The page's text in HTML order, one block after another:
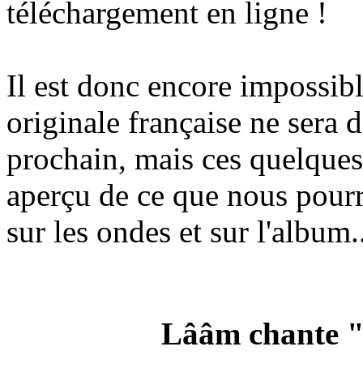
téléchargement en ligne !
Il est donc encore
originale française ne sera
prochain, mais ces
aperçu de ce que nous
sur les ondes et sur
Lââm chante